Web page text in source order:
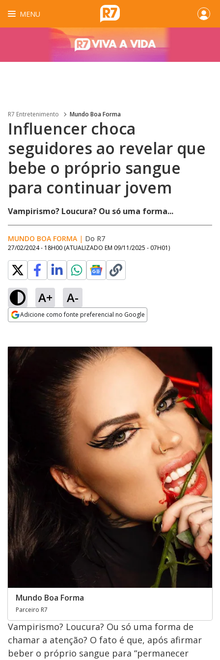
MENU
R7 Entretenimento Mundo Boa Forma
Influencer choca
seguidores ao revelar que
bebe o próprio sangue
para continuar jovem
Vampirismo? Loucura? Ou só uma forma...
MUNDO BOA FORMA | Do R7
27/02/2024 - 18H00 (ATUALIZADO EM 09/11/2025 - 07H01)
A+ A-
Adicione como fonte preferencial no Google
Mundo Boa Forma
Parceiro R7
Vampirismo? Loucura? Ou só uma forma de
chamar a atenção? O fato é que, após afirmar
beber o próprio sangue para “permanecer